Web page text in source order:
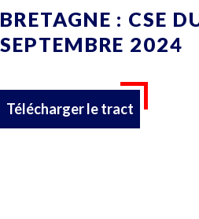
BRETAGNE : CSE
SEPTEMBRE 2024
Télécharger le tract